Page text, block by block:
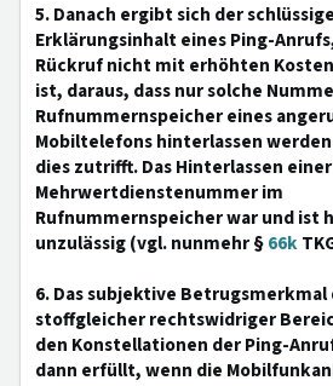
5. Danach ergibt sich der schlüssige
Erklärungsinhalt eines Ping-
Rückruf nicht mit erhöhten
ist, daraus, dass nur solche
Rufnummernspeicher eines
Mobiltelefons hinterlassen
dies zutrifft. Das Hinterlassen einer
Mehrwertdienstenummer im
Rufnummernspeicher war und ist
unzulässig (vgl. nunmehr §66k
6. Das subjektive
stoffgleicher rechtswidriger
den Konstellationen der Ping-
dann erfüllt, wenn die